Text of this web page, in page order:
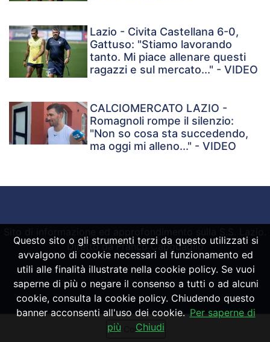
Lazio - Civita Castellana 6-0,
Gattuso: "Stiamo lavorando
tanto. Mi piace allenare questi
ragazzi e sul mercato..." - VIDEO
CALCIOMERCATO LAZIO -
Romagnoli rompe il silenzio:
"Non so cosa sta succedendo,
ma oggi mi alleno..." - VIDEO
Diretto da Franco Capodaglio
Powered bySpheraHouse
Condividi
Questo sito o gli strumenti terzi da questo utilizzati si
avvalgono di cookie necessari al funzionamento ed
utili alle finalità illustrate nella cookie policy. Se vuoi
saperne di più o negare il consenso a tutti o ad alcuni
cookie, consulta la cookie policy. Chiudendo questo
banner acconsenti all'uso dei cookie. Per saperne di
più
Chiudi